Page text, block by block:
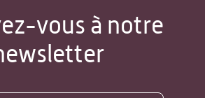
vous à notre